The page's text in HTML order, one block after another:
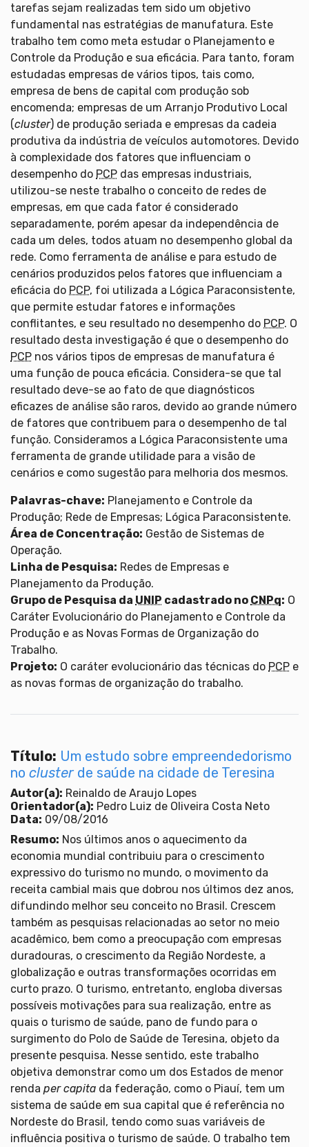
tarefas sejam realizadas tem sido um objetivo
fundamental nas estratégias de manufatura. Este
trabalho tem como meta estudar o Planejamento e
Controle da Produção e sua eficácia. Para tanto, foram
estudadas empresas de vários tipos, tais como,
empresa de bens de capital com produção sob
encomenda; empresas de um Arranjo Produtivo Local
(cluster) de produção seriada e empresas da cadeia
produtiva da indústria de veículos automotores. Devido
à complexidade dos fatores que influenciam o
desempenho do PCP das empresas industriais,
utilizou-se neste trabalho o conceito de redes de
empresas, em que cada fator é considerado
separadamente, porém apesar da independência de
cada um deles, todos atuam no desempenho global da
rede. Como ferramenta de análise e para estudo de
cenários produzidos pelos fatores que influenciam a
eficácia do PCP, foi utilizada a Lógica Paraconsistente,
que permite estudar fatores e informações
conflitantes, e seu resultado no desempenho do PCP. O
resultado desta investigação é que o desempenho do
PCP nos vários tipos de empresas de manufatura é
uma função de pouca eficácia. Considera-se que tal
resultado deve-se ao fato de que diagnósticos
eficazes de análise são raros, devido ao grande número
de fatores que contribuem para o desempenho de tal
função. Consideramos a Lógica Paraconsistente uma
ferramenta de grande utilidade para a visão de
cenários e como sugestão para melhoria dos mesmos.
Palavras-chave: Planejamento e Controle da
Produção; Rede de Empresas; Lógica Paraconsistente.
Área de Concentração: Gestão de Sistemas de
Operação.
Linha de Pesquisa: Redes de Empresas e
Planejamento da Produção.
Grupo de Pesquisa da UNIP cadastrado no CNPq: O
Caráter Evolucionário do Planejamento e Controle da
Produção e as Novas Formas de Organização do
Trabalho.
Projeto: O caráter evolucionário das técnicas do PCP e
as novas formas de organização do trabalho.
Título: Um estudo sobre empreendedorismo
no clusterde saúde na cidade de Teresina
Autor(a): Reinaldo de Araujo Lopes
Orientador(a): Pedro Luiz de Oliveira Costa Neto
Data: 09/08/2016
Resumo: Nos últimos anos o aquecimento da
economia mundial contribuiu para o crescimento
expressivo do turismo no mundo, o movimento da
receita cambial mais que dobrou nos últimos dez anos,
difundindo melhor seu conceito no Brasil. Crescem
também as pesquisas relacionadas ao setor no meio
acadêmico, bem como a preocupação com empresas
duradouras, o crescimento da Região Nordeste, a
globalização e outras transformações ocorridas em
curto prazo. O turismo, entretanto, engloba diversas
possíveis motivações para sua realização, entre as
quais o turismo de saúde, pano de fundo para o
surgimento do Polo de Saúde de Teresina, objeto da
presente pesquisa. Nesse sentido, este trabalho
objetiva demonstrar como um dos Estados de menor
renda per capita da federação, como o Piauí, tem um
sistema de saúde em sua capital que é referência no
Nordeste do Brasil, tendo como suas variáveis de
influência positiva o turismo de saúde. O trabalho tem